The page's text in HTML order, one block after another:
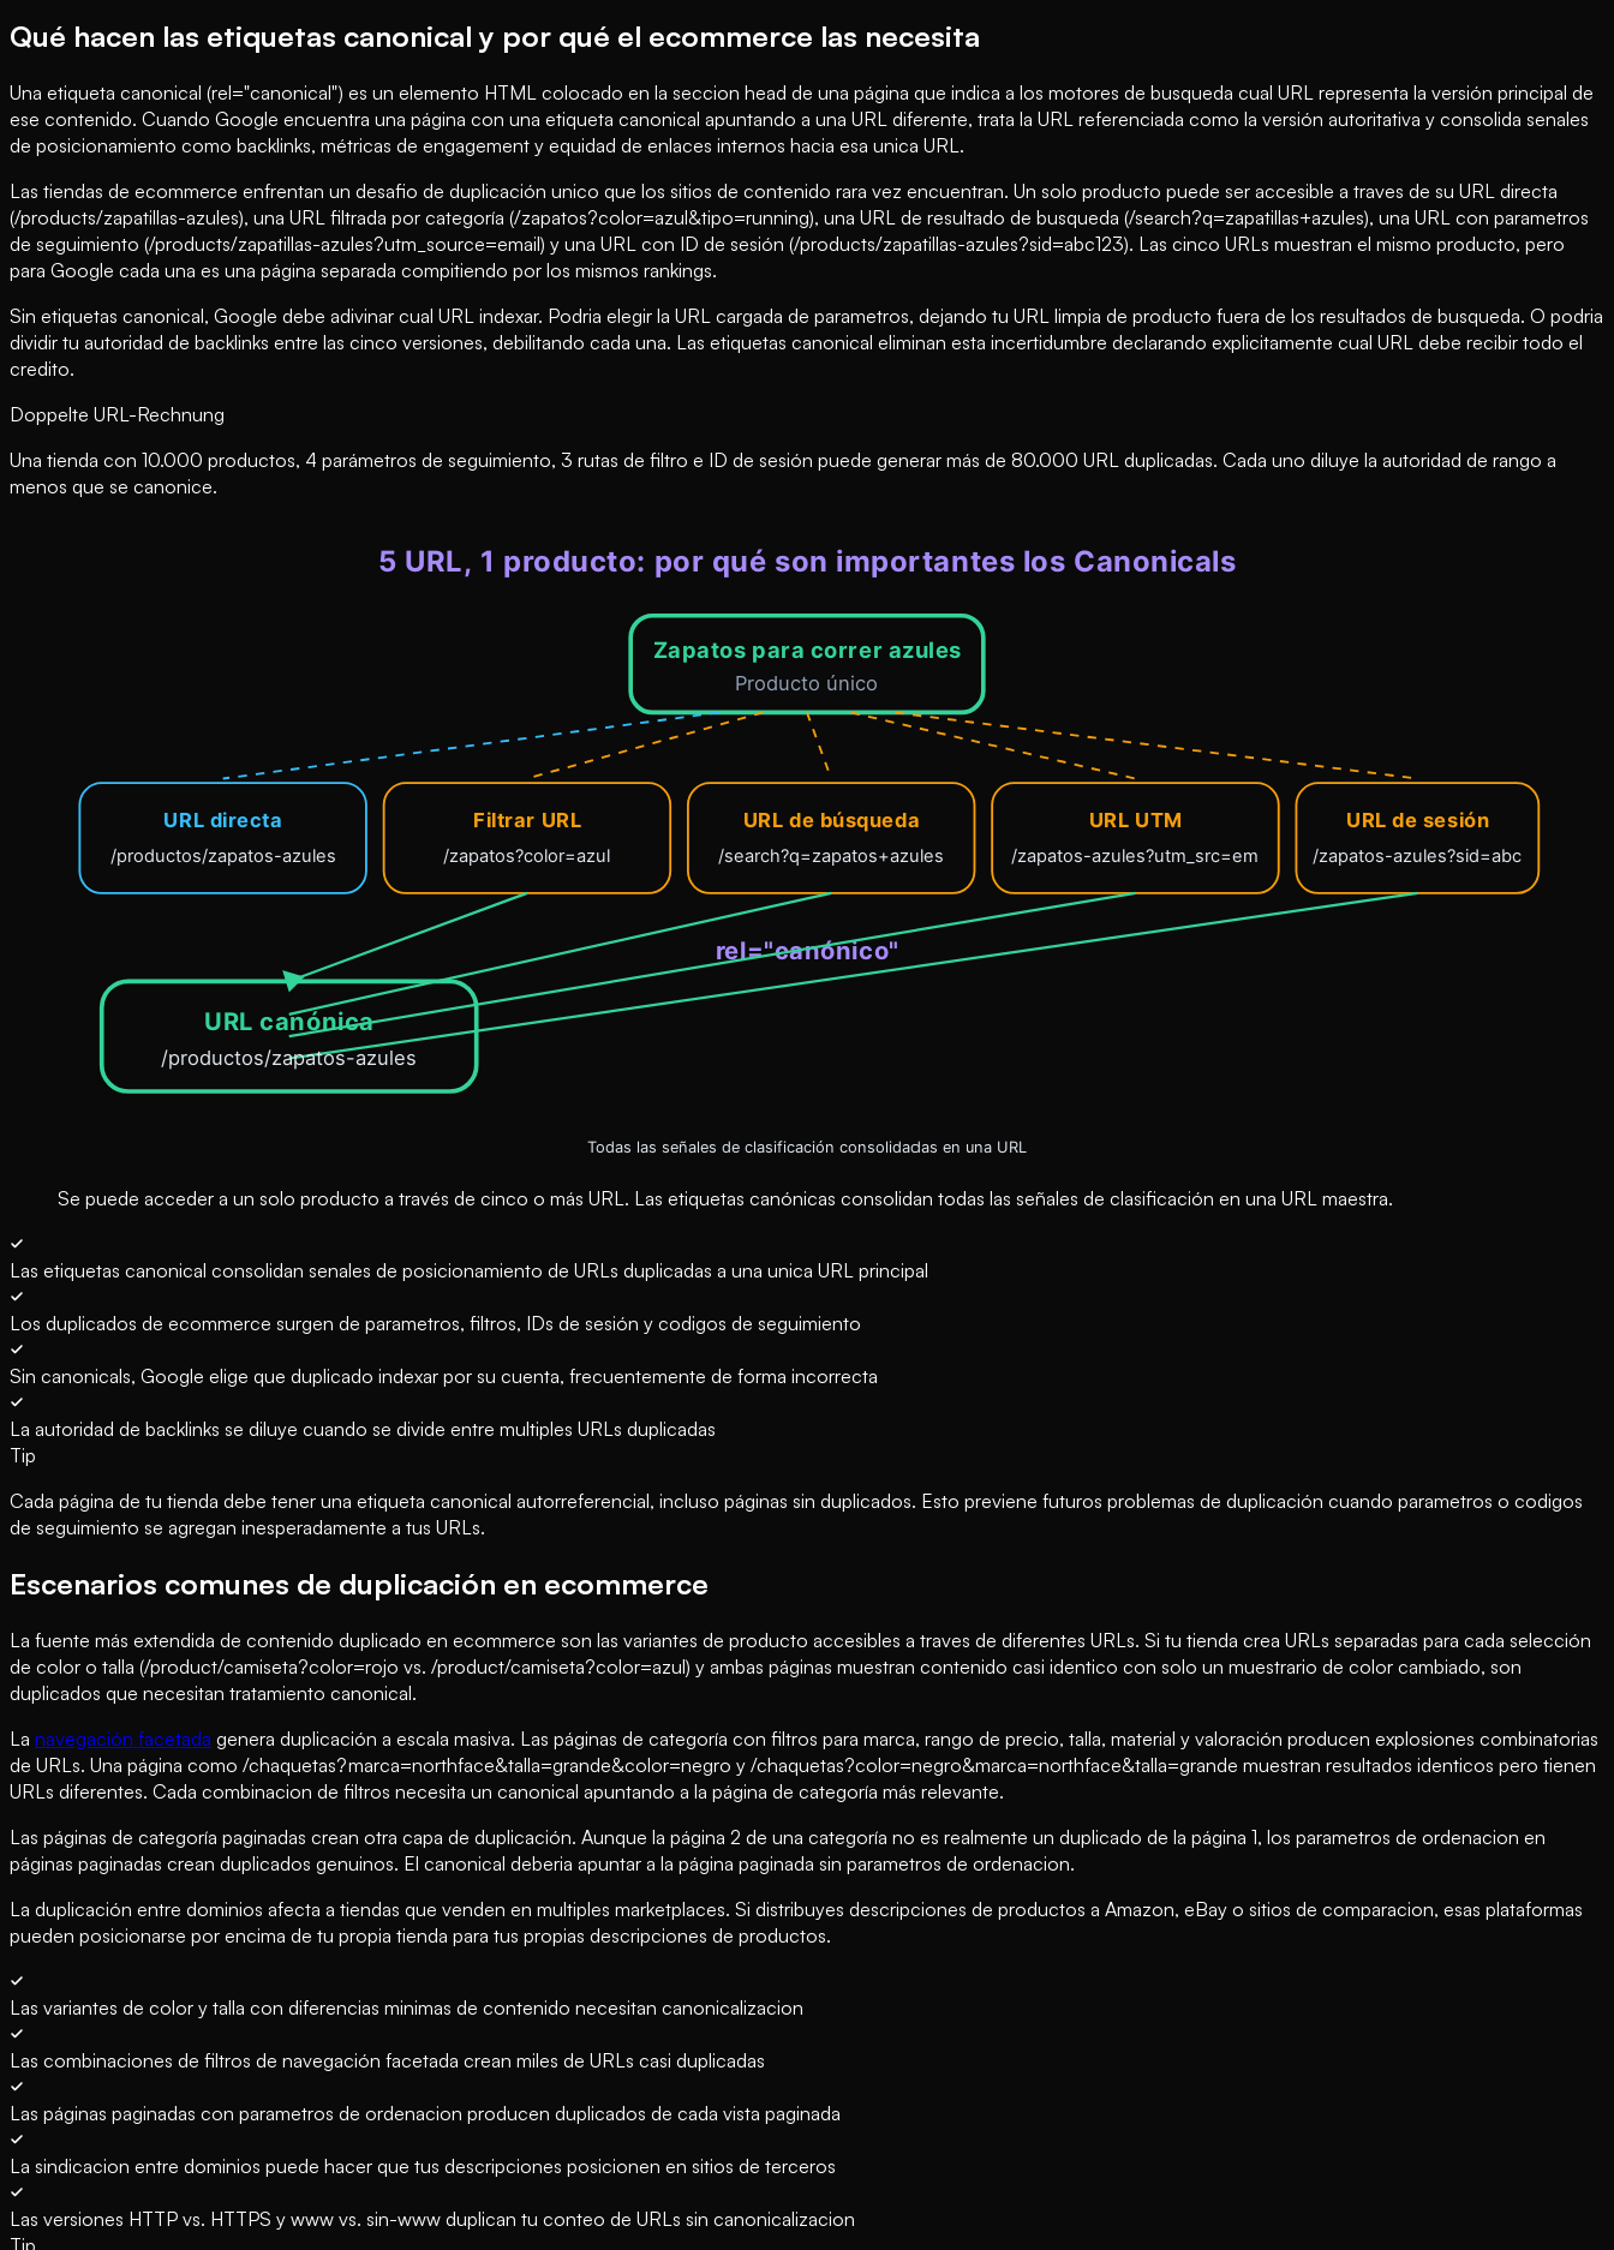
Qué hacen las etiquetas canonical y por qué el ecommerce las necesita
Una etiqueta canonical (rel="canonical") es un elemento HTML colocado en la seccion head de una página que indica a los motores de busqueda cual URL representa la versión principal de
ese contenido. Cuando Google encuentra una página con una etiqueta canonical apuntando a una URL diferente, trata la URL referenciada como la versión autoritativa y consolida senales
de posicionamiento como backlinks, métricas de engagement y equidad de enlaces internos hacia esa unica URL.
Las tiendas de ecommerce enfrentan un desafio de duplicación unico que los sitios de contenido rara vez encuentran. Un solo producto puede ser accesible a traves de su URL directa
(/products/zapatillas-azules), una URL filtrada por categoría (/zapatos?color=azul&tipo=running), una URL de resultado de busqueda (/search?q=zapatillas+azules), una URL con parametros
de seguimiento (/products/zapatillas-azules?utm_source=email) y una URL con ID de sesión (/products/zapatillas-azules?sid=abc123). Las cinco URLs muestran el mismo producto, pero
para Google cada una es una página separada compitiendo por los mismos rankings.
Sin etiquetas canonical, Google debe adivinar cual URL indexar. Podria elegir la URL cargada de parametros, dejando tu URL limpia de producto fuera de los resultados de busqueda. O podria
dividir tu autoridad de backlinks entre las cinco versiones, debilitando cada una. Las etiquetas canonical eliminan esta incertidumbre declarando explicitamente cual URL debe recibir todo el
credito.
Doppelte URL-Rechnung
Una tienda con 10.000 productos, 4 parámetros de seguimiento, 3 rutas de filtro e ID de sesión puede generar más de 80.000 URL duplicadas. Cada uno diluye la autoridad de rango a
menos que se canonice.
Se puede acceder a un solo producto a través de cinco o más URL. Las etiquetas canónicas consolidan todas las señales de clasificación en una URL maestra.
Las etiquetas canonical consolidan senales de posicionamiento de URLs duplicadas a una unica URL principal
Los duplicados de ecommerce surgen de parametros, filtros, IDs de sesión y codigos de seguimiento
Sin canonicals, Google elige que duplicado indexar por su cuenta, frecuentemente de forma incorrecta
La autoridad de backlinks se diluye cuando se divide entre multiples URLs duplicadas
Tip
Cada página de tu tienda debe tener una etiqueta canonical autorreferencial, incluso páginas sin duplicados. Esto previene futuros problemas de duplicación cuando parametros o codigos
de seguimiento se agregan inesperadamente a tus URLs.
Escenarios comunes de duplicación en ecommerce
La fuente más extendida de contenido duplicado en ecommerce son las variantes de producto accesibles a traves de diferentes URLs. Si tu tienda crea URLs separadas para cada selección
de color o talla (/product/camiseta?color=rojo vs. /product/camiseta?color=azul) y ambas páginas muestran contenido casi identico con solo un muestrario de color cambiado, son
duplicados que necesitan tratamiento canonical.
La navegación facetada genera duplicación a escala masiva. Las páginas de categoría con filtros para marca, rango de precio, talla, material y valoración producen explosiones combinatorias
de URLs. Una página como /chaquetas?marca=northface&talla=grande&color=negro y /chaquetas?color=negro&marca=northface&talla=grande muestran resultados identicos pero tienen
URLs diferentes. Cada combinacion de filtros necesita un canonical apuntando a la página de categoría más relevante.
Las páginas de categoría paginadas crean otra capa de duplicación. Aunque la página 2 de una categoría no es realmente un duplicado de la página 1, los parametros de ordenacion en
páginas paginadas crean duplicados genuinos. El canonical deberia apuntar a la página paginada sin parametros de ordenacion.
La duplicación entre dominios afecta a tiendas que venden en multiples marketplaces. Si distribuyes descripciones de productos a Amazon, eBay o sitios de comparacion, esas plataformas
pueden posicionarse por encima de tu propia tienda para tus propias descripciones de productos.
Las variantes de color y talla con diferencias minimas de contenido necesitan canonicalizacion
Las combinaciones de filtros de navegación facetada crean miles de URLs casi duplicadas
Las páginas paginadas con parametros de ordenacion producen duplicados de cada vista paginada
La sindicacion entre dominios puede hacer que tus descripciones posicionen en sitios de terceros
Las versiones HTTP vs. HTTPS y www vs. sin-www duplican tu conteo de URLs sin canonicalizacion